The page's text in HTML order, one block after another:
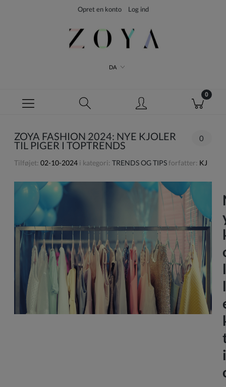
Opret en konto Log ind
DA
ZOYA FASHION 2024: NYE KJOLER
TIL PIGER I TOPTRENDS
0
Tilføjet: 02-10-2024 i kategori: TRENDS OG TIPSforfatter: KJ
l
l
i